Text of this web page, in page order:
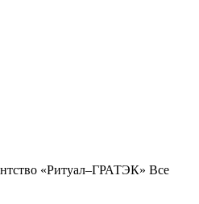
«Ритуал–ГРАТЭК» Все